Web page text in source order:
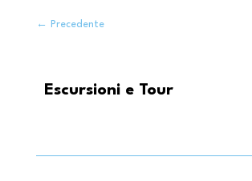
← Precedente
Escursioni e Tour